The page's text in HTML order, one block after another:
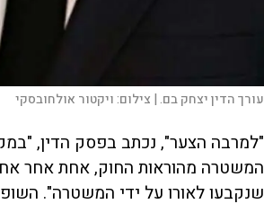
עורך הדין יצחק בם. | צילום:ויקטור אולחובסקי
"למרבה הצער", נכתב בפסק הדין,
המשטרה מהוראות החוק, אחת אחר
שנקבעו לאורו על ידי המשטרה".